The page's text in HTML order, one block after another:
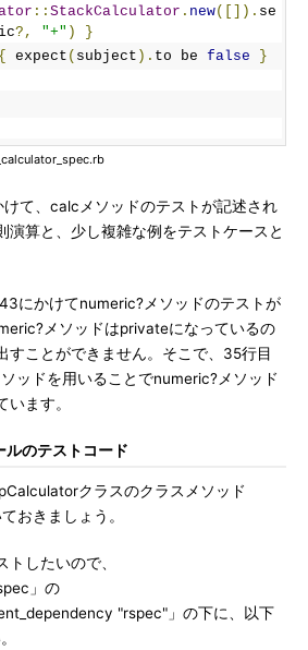
:: StackCalculator . new([]). se
?, "+" )
}
{ expect ( subject ). to be false
}
て、calcメソッドのテストが記述され
演算と、少し複雑な例をテストケースと
にかけてnumeric?メソッドのテストが
メソッドはprivateになっているの
すことができません。そこで、35行目
ッドを用いることでnumeric?メソッド
ます。
のテストコード
クラスのクラスメソッド
おきましょう。
したいので、
」の
"rspec"」の下に、以下